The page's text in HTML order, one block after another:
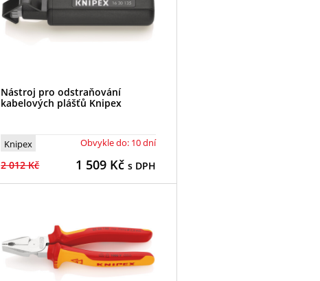
Nástroj pro odstraňování
kabelových plášťů Knipex
Knipex Obvykle do: 10 dní
2 012 Kč 1 509 Kčs DPH